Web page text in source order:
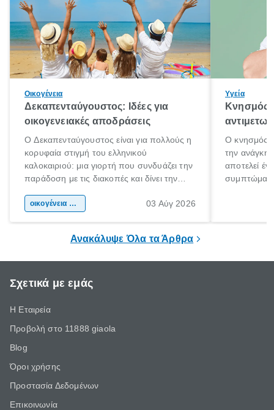
Οικογένεια
Δεκαπενταύγουστος: Ιδέες για
οικογενειακές αποδράσεις
Ο Δεκαπενταύγουστος είναι για πολλούς η
κορυφαία στιγμή του ελληνικού
καλοκαιριού: μια γιορτή που συνδυάζει την
παράδοση με τις διακοπές και δίνει την
χώρας. Είτε πρόκειται για λίγες μέρες
οικογένεια & παιδί 03 Αύγ 2026
Υγεία
Κνησμός:
Ο κνησμός
την ανάγκη
αποτελεί
Ανακάλυψε Όλα τα Άρθρα
Σχετικά με εμάς
Η Εταιρεία
Προβολή στο 11888 giaola
Blog
Όροι χρήσης
Προστασία Δεδομένων
Επικοινωνία